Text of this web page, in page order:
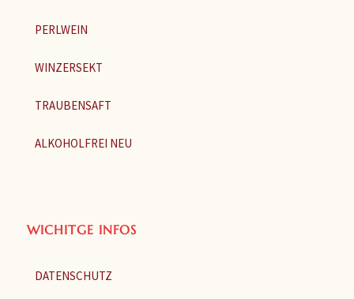
PERLWEIN
WINZERSEKT
TRAUBENSAFT
ALKOHOLFREI NEU
WICHITGE INFOS
DATENSCHUTZ